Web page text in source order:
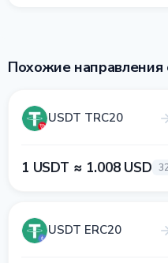
Похожие направления
USDT TRC20
1 USDT ≈ 1.008 USD
USDT ERC20